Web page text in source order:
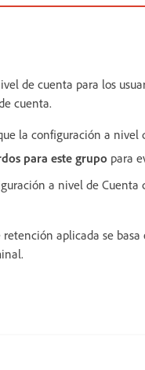
de cuenta para los
cuenta.
la configuración a nivel
para este grupo para
a nivel de
aplicada se